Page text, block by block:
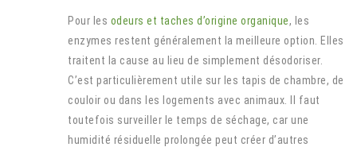
Pour les odeurs et taches d’origine organique, les
enzymes restent généralement la meilleure option. Elles
traitent la cause au lieu de simplement désodoriser.
C’est particulièrement utile sur les tapis de chambre, de
couloir ou dans les logements avec animaux. Il faut
toutefois surveiller le temps de séchage, car une
humidité résiduelle prolongée peut créer d’autres